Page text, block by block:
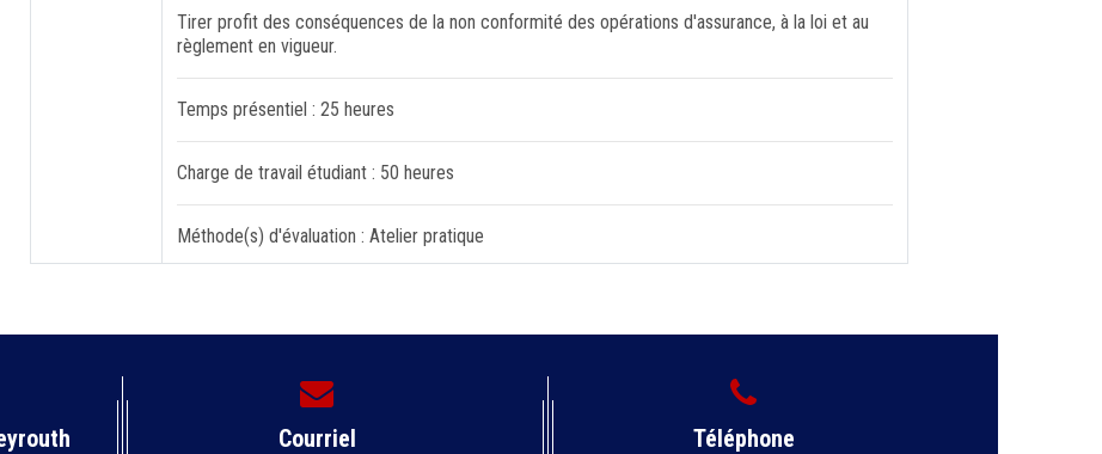
Tirer profit des conséquences de la non conformité des opérations d'assurance, à la loi et au
règlement en vigueur.
Temps présentiel : 25 heures
Charge de travail étudiant : 50 heures
Méthode(s) d'évaluation : Atelier pratique
Courriel Téléphone